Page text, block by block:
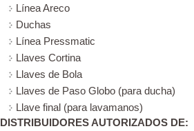
Línea Areco
Duchas
Línea Pressmatic
Llaves Cortina
Llaves de Bola
Llaves de Paso Globo (para ducha)
Llave final (para lavamanos)
DISTRIBUIDORES AUTORIZADOS DE: